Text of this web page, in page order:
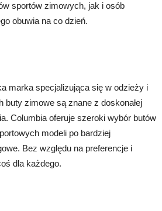
sportów zimowych, jak i osób
obuwia na co dzień.
marka specjalizująca się w odzieży i
buty zimowe są znane z doskonałej
Columbia oferuje szeroki wybór butów
modeli po bardziej
Bez względu na preferencje i
dla każdego.